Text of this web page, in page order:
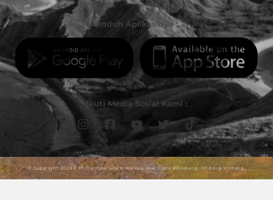
Unduh Aplikasinya :
Ikuti Media Sosial Kami :
© Copyright 2023 | PT Darmawisata Indonesia. Hak Cipta dilindungi Undang-Undang.